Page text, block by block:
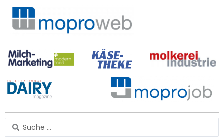
Zum
Inhalt
springen
Search
...